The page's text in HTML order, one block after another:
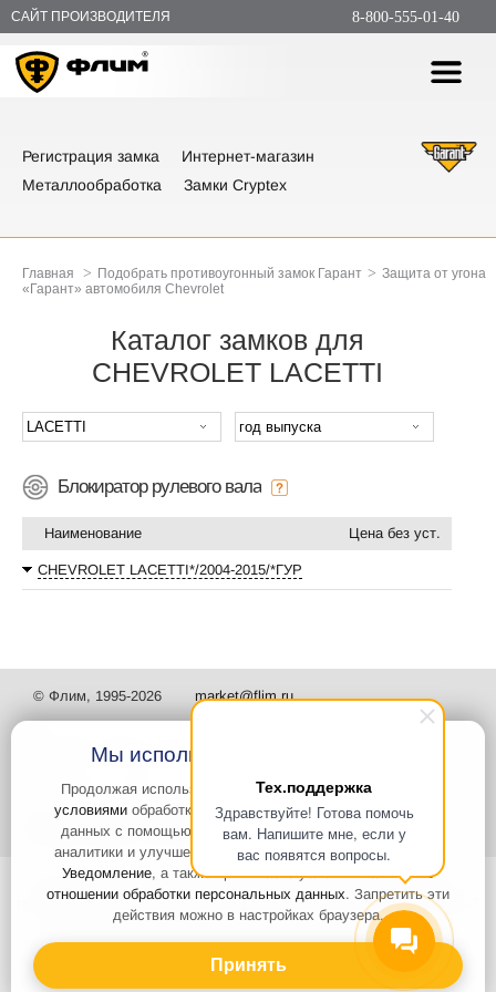
Тех.поддержка
Здравствуйте! Готова помочь
вам. Напишите мне, если у
вас появятся вопросы.
САЙТ ПРОИЗВОДИТЕЛЯ 8-800-555-01-40
Регистрация замка
Интернет-магазин
Металлообработка
Замки Cryptex
Главная > Подобрать противоугонный замок Гарант > Защита от угона
«Гарант» автомобиля Chevrolet
Каталог замков для
CHEVROLET LACETTI
Блокиратор рулевого вала
Наименование Цена без уст.
CHEVROLET LACETTI*/2004-2015/*ГУР
© Флим, 1995-2026 market@flim.ru
Задать вопрос Контакты
Интернет-сайт носит информационный характер и не является
публичной офертой, которая определяется положениями статьи 437
Гражданского кодекса РФ. Информация о характеристиках и
стоимости товаров, указанных на сайте, условия доставки может
быть изменена в одностороннем порядке. Информация по ценам,
может отличаться от фактической, к моменту оформления заказа.
Мы используем файлы Cookies
Продолжая использовать наш сайт, высоглашаетесь с
условиями обработки cookie-файлов и пользовательских
данных с помощью Яндекс.Метрика, необходимых для
аналитики и улучшения качества работы сайта и сервиса
Уведомление, а также принимаете условияПолитики в
отношении обработки персональных данных. Запретить эти
действия можно в настройках браузера.
Принять